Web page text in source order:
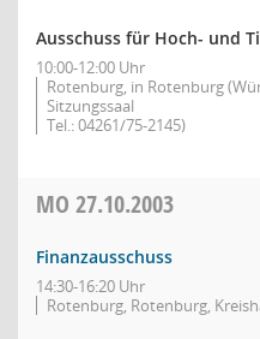
Ausschuss für Hoch- und
10:00-12:00 Uhr
Rotenburg, in Rotenburg
Sitzungssaal
Tel.: 04261/75-2145)
MO 27.10.2003
Finanzausschuss
14:30-16:20 Uhr
Rotenburg, Rotenburg,